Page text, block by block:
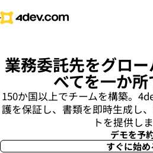
業務委託先をグロ
べてを一か所
150か国以上でチームを構築。
護を保証し、書類を即時生成し
トを提供しま
デモを予
すぐに始め